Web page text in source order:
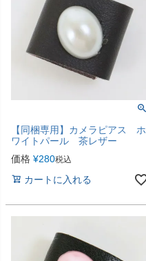
【同梱専用】カメラピアス ホ
ワイトパール 茶レザー
価格 ¥280税込
カートに入れる